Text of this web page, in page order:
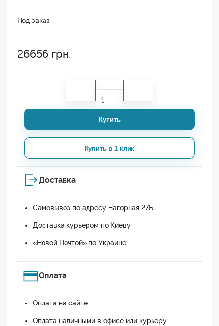
Под заказ
26656 грн.
Купить
Купить в 1 клик
Доставка
Самовывоз по адресу Нагорная 27Б
Доставка курьером по Киеву
«Новой Почтой» по Украине
Оплата
Оплата на сайте
Оплата наличными в офисе или курьеру